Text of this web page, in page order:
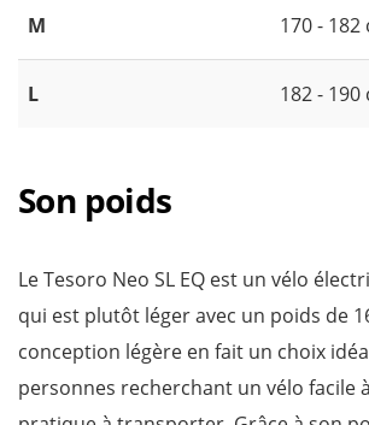
M 170 - 182
L 182 - 190
Son poids
Le Tesoro Neo SL EQ est un vélo
qui est plutôt léger avec un poids de
conception légère en fait un choix
personnes recherchant un vélo facile